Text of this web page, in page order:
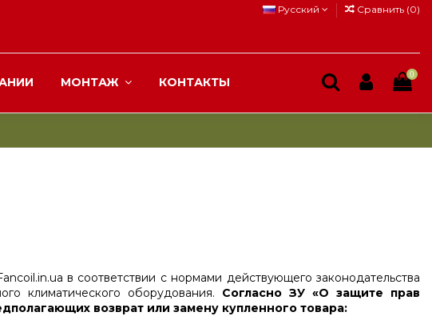
Русский Сравнить (0)
МОНТАЖ КОНТАКТЫ
0
в соответствии с нормами действующего законодательства
климатического оборудования. Согласно ЗУ «О защите прав
возврат или замену купленного товара: